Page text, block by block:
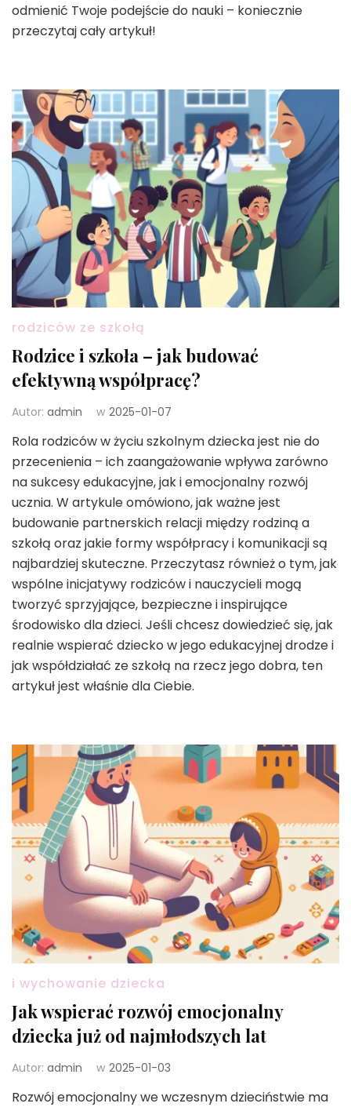
odmienić Twoje podejście do nauki – koniecznie
przeczytaj cały artykuł!
rodziców ze szkołą
Rodzice i szkoła – jak budować
efektywną współpracę?
Autor: admin w 2025-01-07
Rola rodziców w życiu szkolnym dziecka jest nie do
przecenienia – ich zaangażowanie wpływa zarówno
na sukcesy edukacyjne, jak i emocjonalny rozwój
ucznia. W artykule omówiono, jak ważne jest
budowanie partnerskich relacji między rodziną a
szkołą oraz jakie formy współpracy i komunikacji są
najbardziej skuteczne. Przeczytasz również o tym, jak
wspólne inicjatywy rodziców i nauczycieli mogą
tworzyć sprzyjające, bezpieczne i inspirujące
środowisko dla dzieci. Jeśli chcesz dowiedzieć się, jak
realnie wspierać dziecko w jego edukacyjnej drodze i
jak współdziałać ze szkołą na rzecz jego dobra, ten
artykuł jest właśnie dla Ciebie.
i wychowanie dziecka
Jak wspierać rozwój emocjonalny
dziecka już od najmłodszych lat
Autor: admin w 2025-01-03
Rozwój emocjonalny we wczesnym dzieciństwie ma